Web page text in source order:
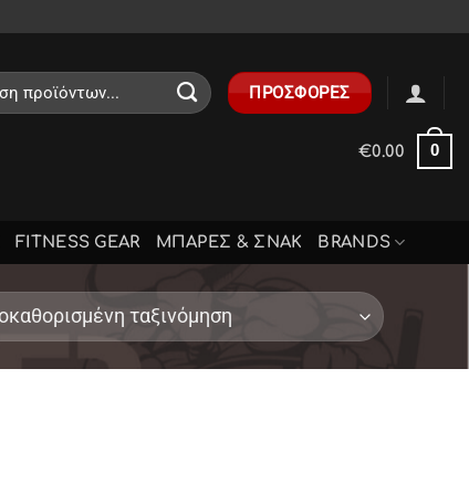
ΠΡΟΣΦΟΡΕΣ
€0.00 0
FITNESS GEAR ΜΠΑΡΕΣ & ΣΝΑΚ BRANDS